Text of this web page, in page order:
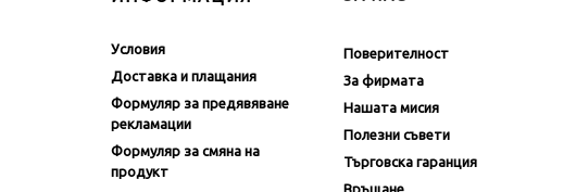
ИНФОРМАЦИЯ
Формуляр за предявяване
Формуляр за смяна на